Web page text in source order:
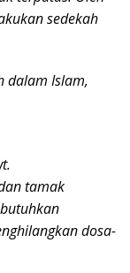
sedekah
dalam Islam,
tamak
dosa-